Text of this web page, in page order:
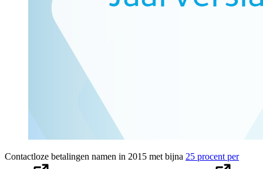
Contactloze betalingen namen in 2015 met bijna 25 procent per